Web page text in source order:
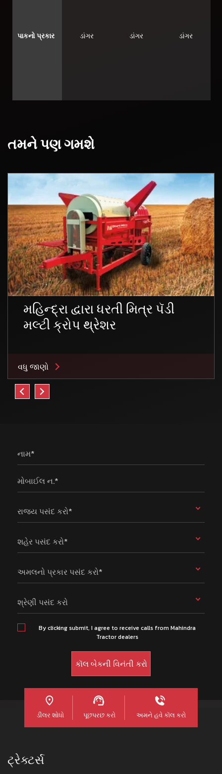
પાકનો પ્રકાર ડાંગર ડાંગર ડાંગર
તમને પણ ગમશે
મહિન્દ્રા દ્વારા ધરતી મિત્ર પૅડી
મલ્ટી ક્રોપ થ્રેશર
વધુ જાણો
નામ*
મોબાઈલ ન.*
રાજ્ય પસંદ કરો*
શહેર પસંદ કરો*
અમલનો પ્રકાર પસંદ કરો*
શ્રેણી પસંદ કરો
By clicking submit, I agree to receive calls from Mahindra
Tractor dealers
ડીલર શોધો પૂછપરછ કરો અમને હવે કૉલ કરો
ટ્રેક્ટર્સ